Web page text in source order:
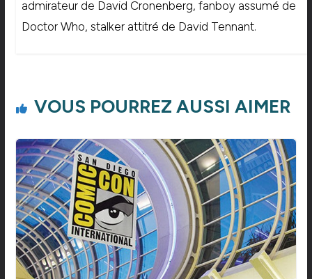
admirateur de David Cronenberg, fanboy assumé de
Doctor Who, stalker attitré de David Tennant.
VOUS POURREZ AUSSI AIMER